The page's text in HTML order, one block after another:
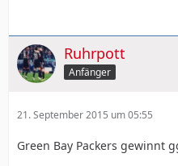
Ruhrpott
Anfänger
21. September 2015 um 05:55
Green Bay Packers gewinnt